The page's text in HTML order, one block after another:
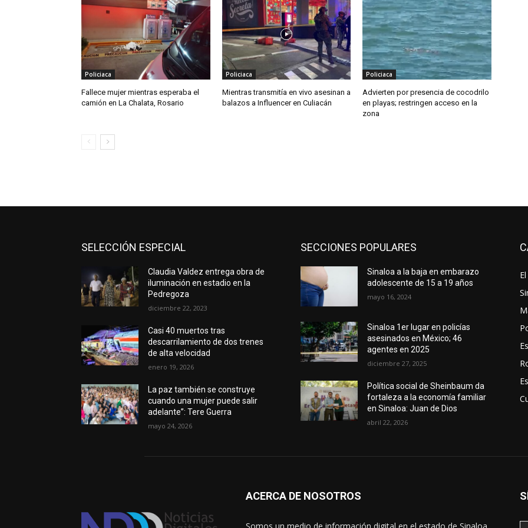
Policiaca
Fallece mujer mientras esperaba el
camión en La Chalata, Rosario
Policiaca
Mientras transmitía en vivo asesinan a
balazos a Influencer en Culiacán
Policiaca
Advierten por presencia de cocodrilo
en playas; restringen acceso en la
zona
SELECCIÓN ESPECIAL
Claudia Valdez entrega obra de
iluminación en estadio en la
Pedregoza
diciembre 22, 2023
Casi 40 muertos tras
descarrilamiento de dos trenes
de alta velocidad
enero 19, 2026
La paz también se construye
cuando una mujer puede salir
adelante”: Tere Guerra
mayo 24, 2026
SECCIONES POPULARES
Sinaloa a la baja en embarazo
adolescente de 15 a 19 años
mayo 16, 2024
Sinaloa 1er lugar en policías
asesinados en México; 46
agentes en 2025
diciembre 27, 2025
Política social de Sheinbaum da
fortaleza a la economía familiar
en Sinaloa: Juan de Dios
abril 22, 2026
ACERCA DE NOSOTROS
Somos un medio de información digital en el estado de Sinaloa,